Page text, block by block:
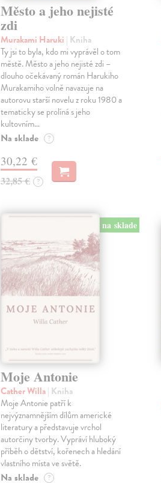
Město a jeho nejisté
zdi
Murakami Haruki | Kniha
Ty jsi to byla, kdo mi vyprávěl o tom
městě. Město a jeho nejisté zdi –
dlouho očekávaný román Harukiho
Murakamiho volně navazuje na
autorovu starší novelu z roku 1980 a
tematicky se prolíná s jeho
kultovním…
Na sklade ?
30,22 €
32,85 € ?
na sklade
Moje Antonie
Cather Willa| Kniha
Moje Antonie patří k
nejvýznamnějším dílům americké
literatury a představuje vrchol
autorčiny tvorby. Vypráví hluboký
příběh o dětství, kořenech a hledání
vlastního místa ve světě.
Na sklade ?